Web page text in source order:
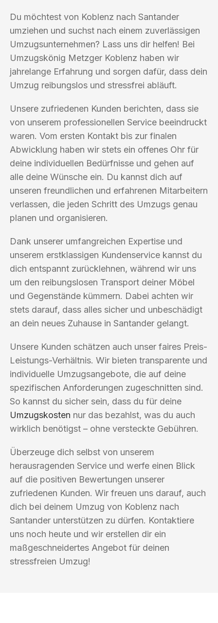
Du möchtest von Koblenz nach Santander
umziehen und suchst nach einem zuverlässigen
Umzugsunternehmen? Lass uns dir helfen! Bei
Umzugskönig Metzger Koblenz haben wir
jahrelange Erfahrung und sorgen dafür, dass dein
Umzug reibungslos und stressfrei abläuft.
Unsere zufriedenen Kunden berichten, dass sie
von unserem professionellen Service beeindruckt
waren. Vom ersten Kontakt bis zur finalen
Abwicklung haben wir stets ein offenes Ohr für
deine individuellen Bedürfnisse und gehen auf
alle deine Wünsche ein. Du kannst dich auf
unseren freundlichen und erfahrenen Mitarbeitern
verlassen, die jeden Schritt des Umzugs genau
planen und organisieren.
Dank unserer umfangreichen Expertise und
unserem erstklassigen Kundenservice kannst du
dich entspannt zurücklehnen, während wir uns
um den reibungslosen Transport deiner Möbel
und Gegenstände kümmern. Dabei achten wir
stets darauf, dass alles sicher und unbeschädigt
an dein neues Zuhause in Santander gelangt.
Unsere Kunden schätzen auch unser faires Preis-
Leistungs-Verhältnis. Wir bieten transparente und
individuelle Umzugsangebote, die auf deine
spezifischen Anforderungen zugeschnitten sind.
So kannst du sicher sein, dass du für deine
Umzugskosten nur das bezahlst, was du auch
wirklich benötigst – ohne versteckte Gebühren.
Überzeuge dich selbst von unserem
herausragenden Service und werfe einen Blick
auf die positiven Bewertungen unserer
zufriedenen Kunden. Wir freuen uns darauf, auch
dich bei deinem Umzug von Koblenz nach
Santander unterstützen zu dürfen. Kontaktiere
uns noch heute und wir erstellen dir ein
maßgeschneidertes Angebot für deinen
stressfreien Umzug!